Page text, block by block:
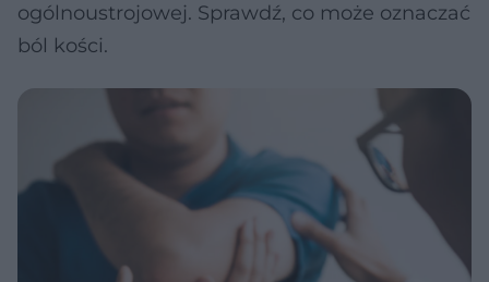
ogólnoustrojowej. Sprawdź, co może oznaczać
ból kości.